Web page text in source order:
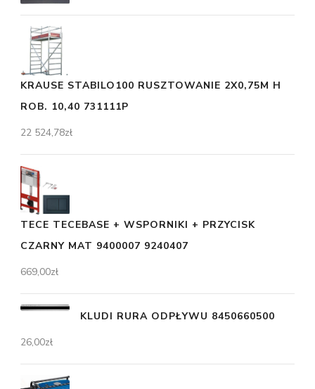
KRAUSE STABILO100 RUSZTOWANIE 2X0,75M H
ROB. 10,40 731111P
22 524,78zł
TECE TECEBASE + WSPORNIKI + PRZYCISK
CZARNY MAT 9400007 9240407
669,00zł
KLUDI RURA ODPŁYWU 8450660500
26,00zł